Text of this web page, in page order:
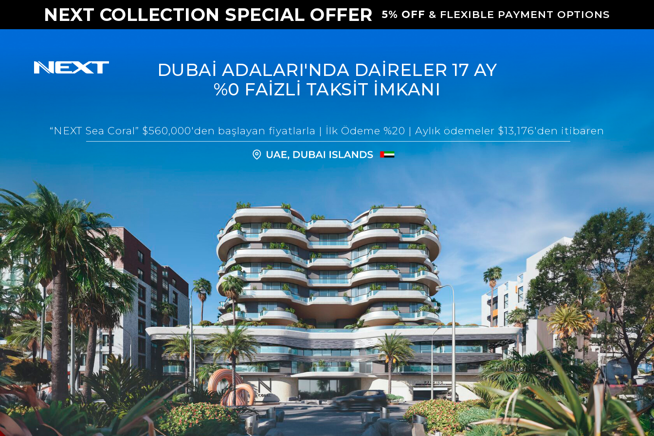
5% OFF & FLEXIBLE PAYMENT OPTIONS
NEXT COLLECTION SPECIAL OFFER
“NEXT Sea Coral” $560,000'den başlayan fiyatlarla | İlk Ödeme %20 | Aylık ödemeler $13,176'den itibaren
DUBAİ ADALARI'NDA DAİRELER 17 AY
%0 FAİZLİ TAKSİT İMKANI